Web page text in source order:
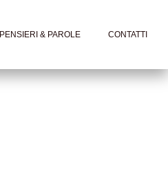
PENSIERI & PAROLE CONTATTI